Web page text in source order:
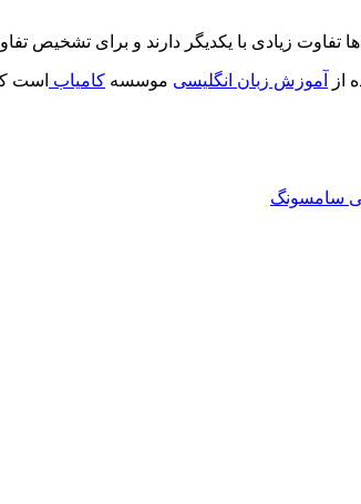
زیادی با یکدیگر دارند و برای تشخیص
از آموزش زبان انگلیسی موسسه کامیاب است
سامسونگ